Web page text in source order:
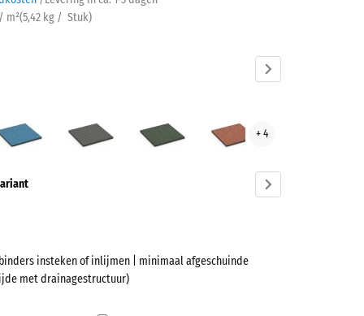
m²(5,42 kg / Stuk)
graniet
gazon
+ 4
insteken of inlijmen | minimaal afgeschuinde
met drainagestructuur)